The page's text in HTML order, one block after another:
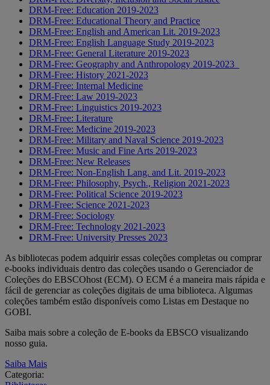
DRM-Free: Education 2019-2023
DRM-Free: Educational Theory and Practice
DRM-Free: English and American Lit. 2019-2023
DRM-Free: English Language Study 2019-2023
DRM-Free: General Literature 2019-2023
DRM-Free: Geography and Anthropology 2019-2023
DRM-Free: History 2021-2023
DRM-Free: Internal Medicine
DRM-Free: Law 2019-2023
DRM-Free: Linguistics 2019-2023
DRM-Free: Literature
DRM-Free: Medicine 2019-2023
DRM-Free: Military and Naval Science 2019-2023
DRM-Free: Music and Fine Arts 2019-2023
DRM-Free: New Releases
DRM-Free: Non-English Lang. and Lit. 2019-2023
DRM-Free: Philosophy, Psych., Religion 2021-2023
DRM-Free: Political Science 2019-2023
DRM-Free: Science 2021-2023
DRM-Free: Sociology
DRM-Free: Technology 2021-2023
DRM-Free: University Presses 2023
As bibliotecas podem adquirir essas coleções completas ou comprar
e-books individuais dentro das coleções usando o Gerenciador de
Coleções do EBSCOhost (ECM). O ECM é a maneira mais rápida e
fácil de gerenciar as coleções digitais de uma biblioteca. Algumas
coleções também estão disponíveis como Listas em Destaque no
GOBI.
Saiba mais sobre a coleção de E-books da EBSCO visualizando
nosso guia.
Saiba Mais
Categoria: